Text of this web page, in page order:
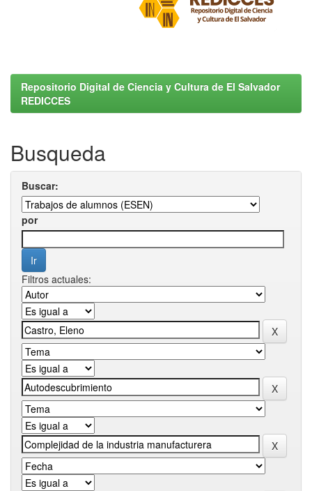
Repositorio Digital de Ciencia y Cultura de El Salvador
REDICCES
Busqueda
Buscar:
por
Filtros actuales: